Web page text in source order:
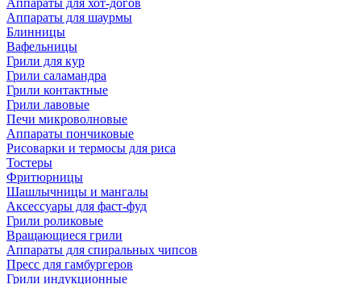
Аппараты для хот-догов
Аппараты для шаурмы
Блинницы
Вафельницы
Грили для кур
Грили саламандра
Грили контактные
Грили лавовые
Печи микроволновые
Аппараты пончиковые
Рисоварки и термосы для риса
Тостеры
Фритюрницы
Шашлычницы и мангалы
Аксессуары для фаст-фуд
Грили роликовые
Вращающиеся грили
Аппараты для спиральных чипсов
Пресс для гамбургеров
Грили индукционные